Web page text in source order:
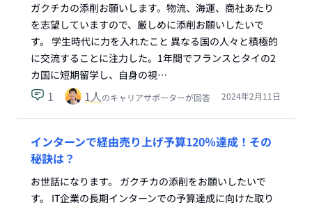
ガクチカの添削お願いします。物流、海運、商社あたり
を志望していますので、厳しめに添削お願いしたいで
す。 学生時代に力を入れたこと 異なる国の人々と積極的
に交流することに注力した。1年間でフランスとタイの2
カ国に短期留学し、自身の視…
1 1人のキャリアサポーターが回答 2024年2月11日
インターンで経由売り上げ予算120％達成！その
秘訣は？
お世話になります。 ガクチカの添削をお願いしたいで
す。 IT企業の長期インターンでの予算達成に向けた取り